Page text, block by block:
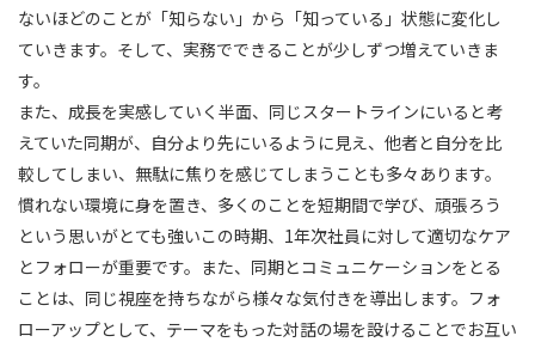
ないほどのことが「知らない」から「知っている」状態に変化し
ていきます。そして、実務でできることが少しずつ増えていきま
す。
また、成長を実感していく半面、同じスタートラインにいると考
えていた同期が、自分より先にいるように見え、他者と自分を比
較してしまい、無駄に焦りを感じてしまうことも多々あります。
慣れない環境に身を置き、多くのことを短期間で学び、頑張ろう
という思いがとても強いこの時期、1年次社員に対して適切なケア
とフォローが重要です。また、同期とコミュニケーションをとる
ことは、同じ視座を持ちながら様々な気付きを導出します。フォ
ローアップとして、テーマをもった対話の場を設けることでお互い